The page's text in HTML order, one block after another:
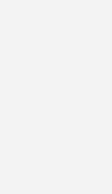
(BWE) gegenüber der
Power Systems hatte
herangetragen, einen
die Möglichkeit,
zu schaffen und für die
hatte
gibt es aus der
vom Himmel
Oliver Krischer.